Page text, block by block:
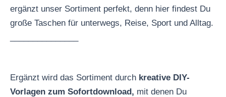
ergänzt unser Sortiment perfekt, denn hier findest Du
große Taschen für unterwegs, Reise, Sport und Alltag.
Ergänzt wird das Sortiment durch kreative DIY-
Vorlagen zum Sofortdownload, mit denen Du